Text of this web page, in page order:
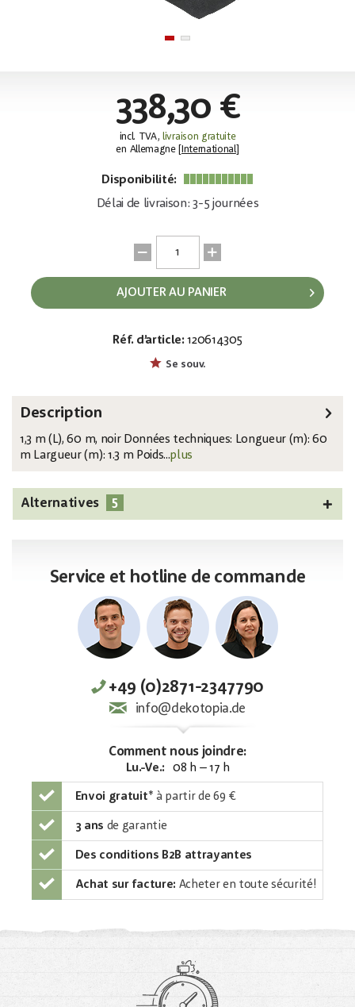
338,30 €
incl. TVA, livraison gratuite
en Allemagne [
International]
Disponibilité:
Délai de livraison: 3-5 journées
AJOUTER AU PANIER
Réf. d’article: 120614305
Se souv.
Description
1,3 m (L), 60 m, noir Données techniques: Longueur (m): 60
m Largueur (m): 1.3 m Poids...plus
Alternatives 5
Service et hotline de commande
+49 (0)2871-2347790
info@dekotopia.de
Comment nous joindre:
Lu.-Ve.: 08 h – 17 h
Envoi gratuit* à partir de 69 €
3 ans de garantie
Des conditions B2B attrayantes
Achat sur facture: Acheter en toute sécurité!